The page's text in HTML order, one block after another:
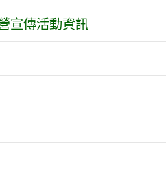
宣傳活動資訊